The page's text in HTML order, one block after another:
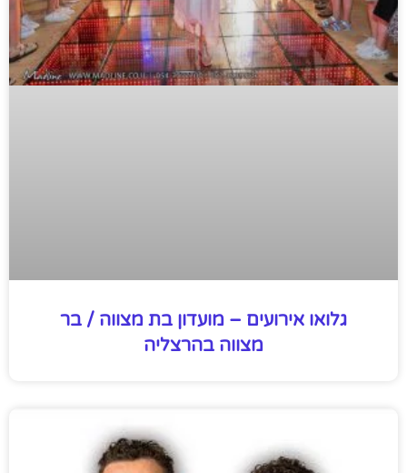
גלואו אירועים – מועדון בת מצווה / בר
מצווה בהרצליה